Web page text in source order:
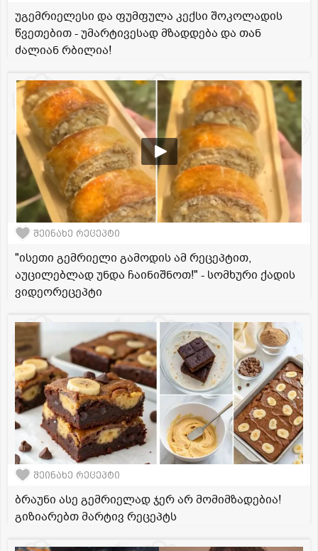
უგემრიელესი და ფუმფულა კექსი შოკოლადის
წვეთებით - უმარტივესად მზადდება და თან
ძალიან რბილია!
შეინახე რეცეპტი
"ისეთი გემრიელი გამოდის ამ რეცეპტით,
აუცილებლად უნდა ჩაინიშნოთ!" - სომხური ქადის
ვიდეორეცეპტი
შეინახე რეცეპტი
ბრაუნი ასე გემრიელად ჯერ არ მომიმზადებია!
გიზიარებთ მარტივ რეცეპტს